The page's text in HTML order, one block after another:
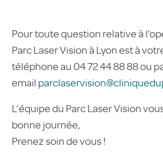
Pour toute question relative à
Parc Laser Vision à Lyon est à
téléphone au 04 72 44 88 88 ou
email
L’équipe du Parc Laser Vision
bonne journée,
Prenez soin de vous !